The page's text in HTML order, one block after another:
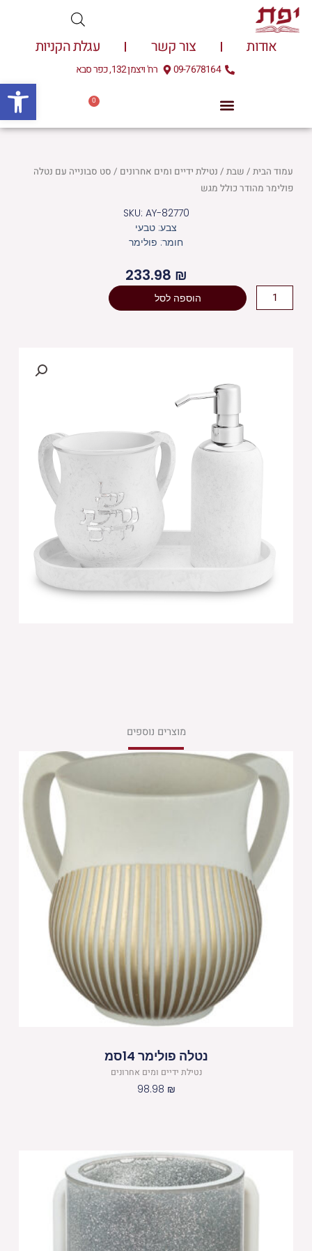
דילוג
לתוכן
אודות צור קשר עגלת הקניות
09-7678164 רח' ויצמן 132, כפר סבא
0
עגלת
עמוד הבית/ שבת/ נטילת ידיים ומים אחרונים / סט סבונייה עם נטלה
פולימר מהודר כולל מגש
SKU: AY-82770
צבע: טבעי
חומר: פולימר
233.98 ₪
כמות
של
הוספה לסל
מוצרים נוספים
נטלה פולימר 14סמ
נטילת ידיים ומים אחרונים
98.98 ₪